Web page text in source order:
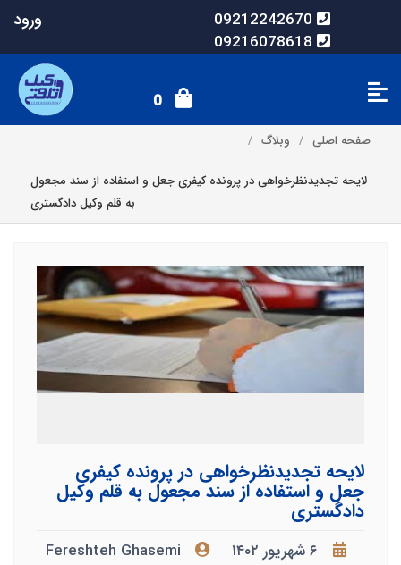
09212242670
09216078618
ورود
0
صفحه اصلی وبلاگ
لایحه تجدیدنظرخواهی در پرونده کیفری جعل و استفاده از سند مجعول
به قلم وکیل دادگستری
لایحه تجدیدنظرخواهی در پرونده کیفری
جعل و استفاده از سند مجعول به قلم وکیل
دادگستری
۶ شهریور ۱۴۰۲
Fereshteh Ghasemi